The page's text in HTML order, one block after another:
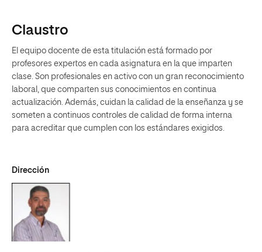
Claustro
El equipo docente de esta titulación está formado por
profesores expertos en cada asignatura en la que imparten
clase. Son profesionales en activo con un gran reconocimiento
laboral, que comparten sus conocimientos en continua
actualización. Además, cuidan la calidad de la enseñanza y se
someten a continuos controles de calidad de forma interna
para acreditar que cumplen con los estándares exigidos.
Dirección